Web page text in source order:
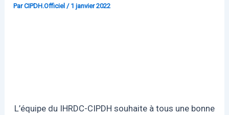
ParCIPDH.Officiel / 1 janvier 2022
L’équipe du IHRDC-CIPDH souhaite à tous une bonne